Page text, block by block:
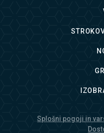
Splošni pogoji in